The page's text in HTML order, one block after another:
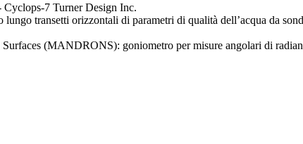
7 Turner Design Inc.
transetti orizzontali di parametri di qualità dell’acqua da
(MANDRONS): goniometro per misure angolari di